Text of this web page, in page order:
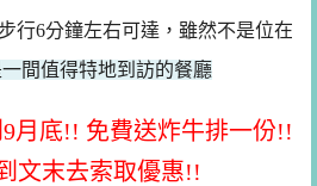
步行6分鐘左右可達，雖然不是位在
間值得特地到訪的餐廳
月底!! 免費送炸牛排一份!!
文末去索取優惠!!